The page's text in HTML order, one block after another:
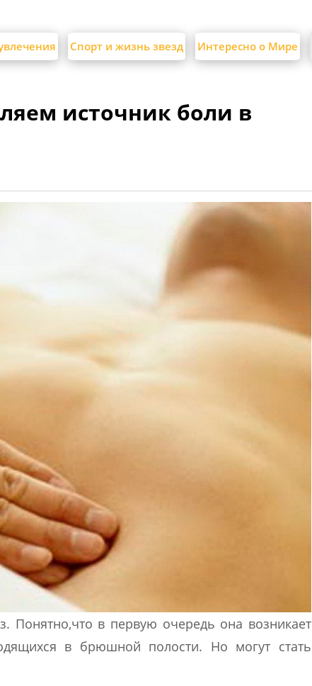
Спорт и жизнь звезд Интересно о Мире
источник боли в
Понятно,что в первую очередь она возникает
в брюшной полости. Но могут стать